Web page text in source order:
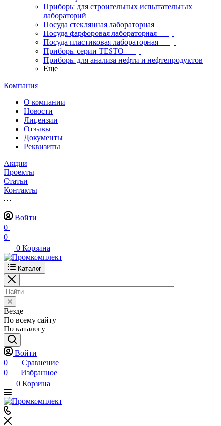
Приборы для строительных испытательных
лабораторий
Посуда стеклянная лабораторная
Посуда фарфоровая лабораторная
Посуда пластиковая лабораторная
Приборы серии TESTO
Приборы для анализа нефти и нефтепродуктов
Еще
Компания
О компании
Новости
Лицензии
Отзывы
Документы
Реквизиты
Акции
Проекты
Статьи
Контакты
Войти
0
0
0 Корзина
Каталог
Везде
По всему сайту
По каталогу
Войти
0
Сравнение
0
Избранное
0 Корзина